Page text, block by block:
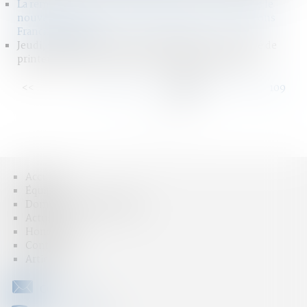
La remise en cause de la convention de divorce dans le
nouveau divorce par consentement mutuel - Éditions
Francis Lefebvre
Jeudi, je participe à la Formation EDERA - Université de
printemps de l'école des avocats de Rhône-Alpes
<<
109
Accueil
Articles